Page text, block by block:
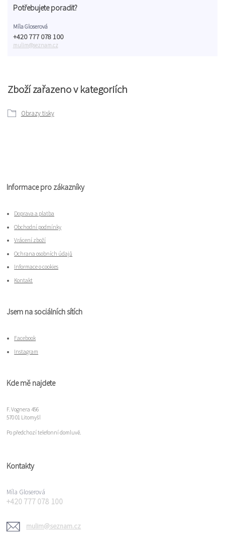
Zboží zařazeno v kategoriích
Obrazy tisky
Potřebujete poradit?
Míla Gloserová
+420 777 078 100
mulim@seznam.cz
Informace pro zákazníky
Doprava a platba
Obchodní podmínky
Vrácení zboží
Ochrana osobních údajů
Informace o cookies
Kontakt
Jsem na sociálních sítích
Facebook
Instagram
Kde mě najdete
F. Vognera 456
570 01 Litomyšl
Po předchozí telefonní domluvě.
Kontakty
Míla Gloserová
+420 777 078 100
mulim@seznam.cz